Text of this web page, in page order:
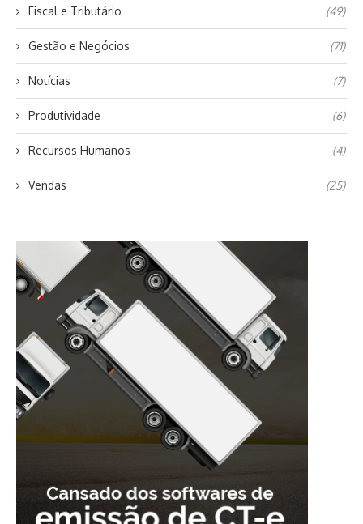
Fiscal e Tributário (49)
Gestão e Negócios (71)
Notícias (7)
Produtividade (6)
Recursos Humanos (4)
Vendas (25)